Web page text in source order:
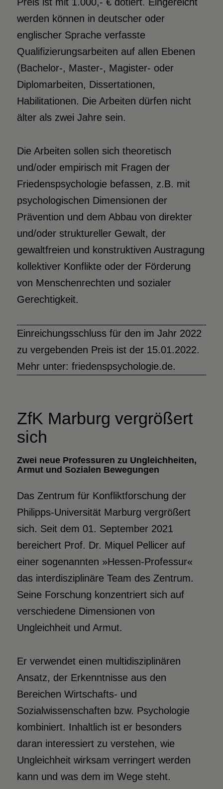
werden können in deutscher oder
englischer Sprache verfasste
Qualifizierungsarbeiten auf allen Ebenen
(Bachelor-, Master-, Magister- oder
Diplomarbeiten, Dissertationen,
Habilitationen. Die Arbeiten dürfen nicht
älter als zwei Jahre sein.
Die Arbeiten sollen sich theoretisch
und/oder empirisch mit Fragen der
Friedenspsychologie befassen, z.B. mit
psychologischen Dimensionen der
Prävention und dem Abbau von direkter
und/oder struktureller Gewalt, der
gewaltfreien und konstruktiven Austragung
kollektiver Konflikte oder der Förderung
von Menschenrechten und sozialer
Gerechtigkeit.
Einreichungsschluss für den im Jahr 2022
zu vergebenden Preis ist der 15.01.2022.
Mehr unter: friedenspsychologie.de.
ZfK Marburg vergrößert
sich
Zwei neue Professuren zu Ungleich­heiten,
Armut und Sozialen Bewegungen
Das Zentrum für Konfliktforschung der
Philipps-Universität Marburg vergrößert
sich. Seit dem 01. September 2021
bereichert Prof. Dr. Miquel Pellicer auf
einer sogenannten »Hessen-Professur«
das interdisziplinäre Team des Zentrum.
Seine Forschung konzentriert sich auf
verschiedene Dimensionen von
Ungleichheit und Armut.
Er verwendet einen multidisziplinären
Ansatz, der Erkenntnisse aus den
Bereichen Wirtschafts- und
Sozialwissenschaften bzw. Psychologie
kombiniert. Inhaltlich ist er besonders
daran interessiert zu verstehen, wie
Ungleichheit wirksam verringert werden
kann und was dem im Wege steht.